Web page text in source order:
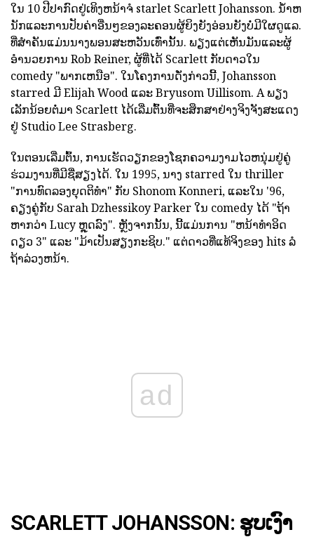
ໃນ 10 ປີປາກົດຢູ່ເທິງຫນ້າຈໍ starlet Scarlett Johansson. ນ້ໍາຫ
ນັກແລະການປັບຄ່າອື່ນໆຂອງລະຄອນຜູ້ຍິງຍັງອ່ອນຍັງບໍ່ມີໃຜດູແລ.
ທີ່ສໍາຄັນແມ່ນນາງພອນສະຫວັນເທົ່ານັ້ນ. ພຽງແຕ່ເຫັນມັນແລະຜູ້
ອໍານວຍການ Rob Reiner, ຜູ້ທີ່ໄດ້ Scarlett ກັບດາວໃນ
comedy "ພາກເຫນືອ". ໃນໂຄງການດັ່ງກ່າວນີ້, Johansson
starred ມີ Elijah Wood ແລະ Bryusom Uillisom. A ພຽງ
ເລັກນ້ອຍຕໍ່ມາ Scarlett ໄດ້ເລີ່ມຕົ້ນທີ່ຈະສຶກສາຢ່າງຈິງຈັງສະແດງ
ຢູ່ Studio Lee Strasberg.
ໃນຕອນເລີ່ມຕົ້ນ, ການເຮັດວຽກຂອງໂຊກຄວາມງາມໄວຫນຸ່ມຢູ່ຄູ່
ຮ່ວມງານທີ່ມີຊື່ສຽງໄດ້. ໃນ 1995, ນາງ starred ໃນ thriller
"ການທົດລອງຍຸດຕິທໍາ" ກັບ Shonom Konneri, ແລະໃນ '96,
ຄຽງຄູ່ກັບ Sarah Dzhessikoy Parker ໃນ comedy ໄດ້ "ຖ້າ
ຫາກວ່າ Lucy ຫຼຸດລົງ". ຫຼັງຈາກນັ້ນ, ນີ້ແມ່ນການ "ຫນ້າທໍາອິດ
ດຽວ 3" ແລະ "ມ້າເປັນສຽງກະຊິບ." ແຕ່ດາວທີ່ແທ້ຈິງຂອງ hits ລໍ
ຖ້າລ່ວງຫນ້າ.
ad
SCARLETT JOHANSSON: ຮູບເງົາ